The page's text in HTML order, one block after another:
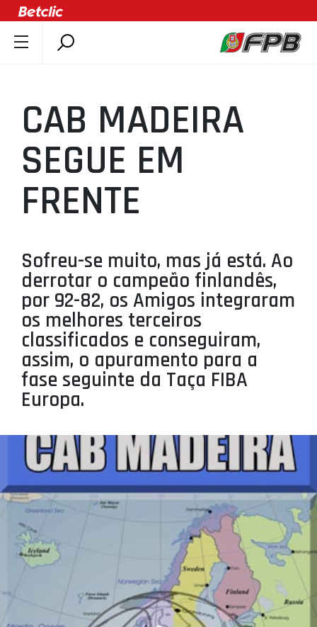
ÚLTIMAS
COMPETIÇÕES
ASSOCIAÇÕES
CLUBES
AGENTES
SELEÇÕES
MINIBASQUETE
ÁREA TÉCNICA
PROJETOS
LIGA BETCLIC MASCULINA
LIGA BETCLIC FEMININA
CAB MADEIRA
SEGUE EM
FRENTE
Sofreu-se muito, mas já está. Ao
derrotar o campeão finlandês,
por 92-82, os Amigos integraram
os melhores terceiros
classificados e conseguiram,
assim, o apuramento para a
fase seguinte da Taça FIBA
Europa.